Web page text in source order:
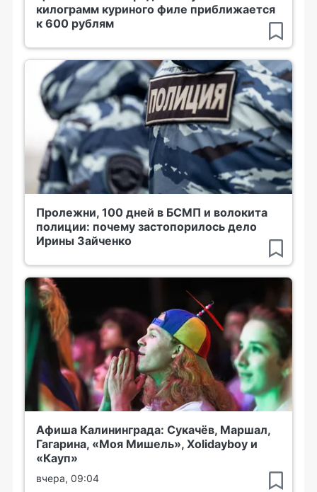
килограмм куриного филе приближается
к 600 рублям
Пролежни, 100 дней в БСМП и волокита
полиции: почему застопорилось дело
Ирины Зайченко
Афиша Калининграда: Сукачёв, Маршал,
Гагарина, «Моя Мишель», Xolidayboy и
«Кауп»
вчера, 09:04